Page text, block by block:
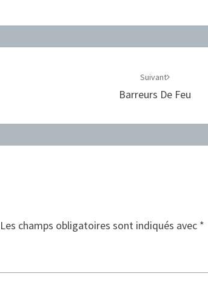
Suivant
Barreurs De Feu
Les champs obligatoires sont indiqués avec *